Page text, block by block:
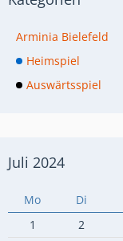
Arminia Bielefeld
Heimspiel
Auswärtsspiel
Juli 2024
Mo Di
1
2